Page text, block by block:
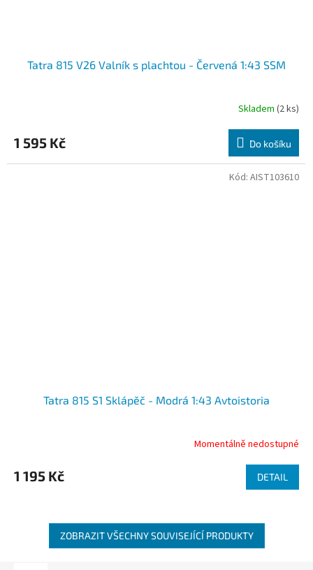
Tatra 815 V26 Valník s plachtou - Červená 1:43 SSM
Skladem (2 ks)
1 595 Kč Do košíku
Tatra 815 S1 Sklápěč - Modrá 1:43 Avtoistoria
Momentálně nedostupné
1 195 Kč DETAIL
Kód: AIST103610
ZOBRAZIT VŠECHNY SOUVISEJÍCÍ PRODUKTY